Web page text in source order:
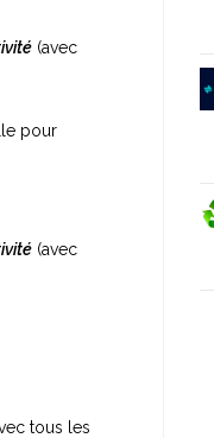
(avec
pour
(avec
tous les